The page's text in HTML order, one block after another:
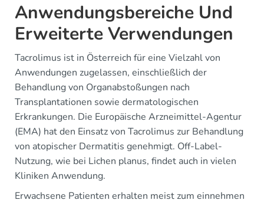
Anwendungsbereiche Und
Erweiterte Verwendungen
Tacrolimus ist in Österreich für eine Vielzahl von
Anwendungen zugelassen, einschließlich der
Behandlung von Organabstoßungen nach
Transplantationen sowie dermatologischen
Erkrankungen. Die Europäische Arzneimittel-Agentur
(EMA) hat den Einsatz von Tacrolimus zur Behandlung
von atopischer Dermatitis genehmigt. Off-Label-
Nutzung, wie bei Lichen planus, findet auch in vielen
Kliniken Anwendung.
Erwachsene Patienten erhalten meist zum einnehmen